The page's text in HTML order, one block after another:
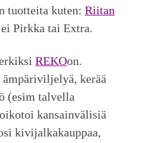
tuotteita kuten: Riitan
Pirkka tai Extra.
REKOon.
kerää
(esim talvella
kansainvälisiä
kivijalkakauppaa,